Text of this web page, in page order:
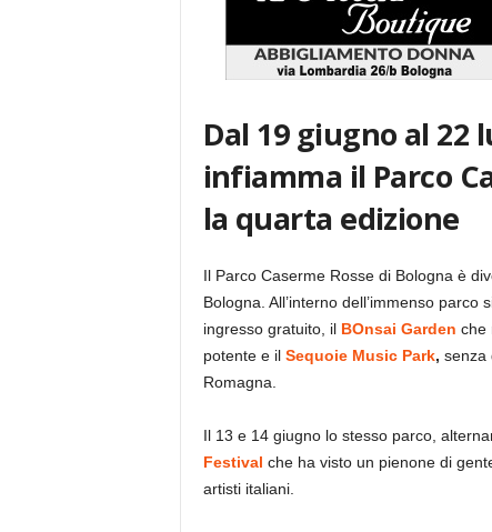
Dal 19 giugno al 22
infiamma il Parco
la quarta edizione
Il Parco Caserme Rosse di Bologna è
Bologna. All’interno dell’immenso parco
ingresso gratuito, il BOnsai Garden che
potente e il Sequoie Music Park, senza
Romagna.
Il 13 e 14 giugno lo stesso parco,
Festival che ha visto un pienone di
artisti italiani.